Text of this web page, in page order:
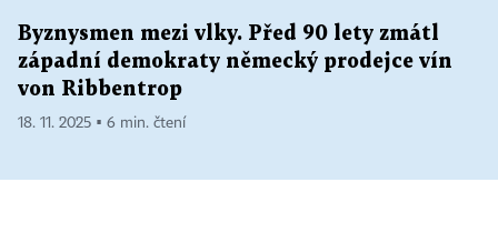
Byznysmen mezi vlky. Před 90 lety zmátl
západní demokraty německý prodejce vín
von Ribbentrop
18. 11. 2025 ▪ 6 min. čtení